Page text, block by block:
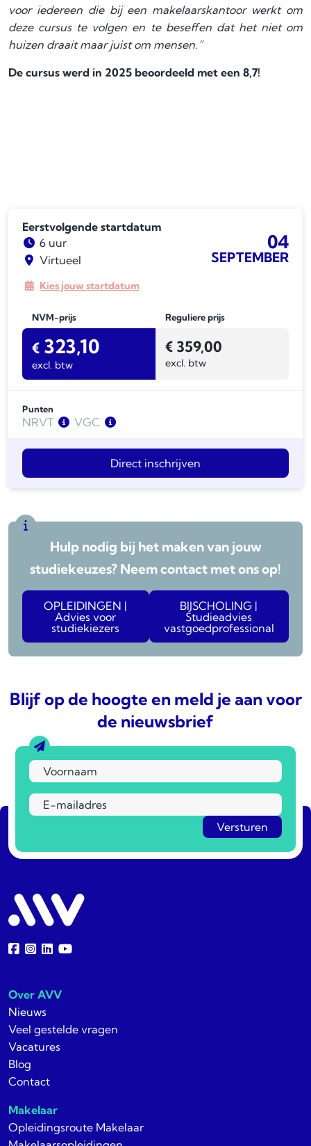
voor iedereen die bij een makelaarskantoor werkt om
deze cursus te volgen en te beseffen dat het niet om
huizen draait maar juist om mensen.”
De cursus werd in 2025 beoordeeld met een 8,7!
Eerstvolgende startdatum
6 uur
Virtueel
04
SEPTEMBER
Kies jouw startdatum
NVM-prijs Reguliere prijs
€ 323,10
excl. btw
€ 359,00
excl. btw
Punten
NRVT
3 fac + 3 vrij
Wonen
3 fac + 3
vrij
vrij
VGC
K-RMT
6
LV
6
Direct inschrijven
Hulp nodig bij het maken van jouw
studiekeuzes? Neem contact met ons op!
OPLEIDINGEN |
Advies voor
studiekiezers
BIJSCHOLING |
Studieadvies
vastgoedprofessional
Blijf op de hoogte en meld je aan voor
de nieuwsbrief
Over AVV
Nieuws
Veel gestelde vragen
Vacatures
Blog
Contact
Makelaar
Opleidingsroute Makelaar